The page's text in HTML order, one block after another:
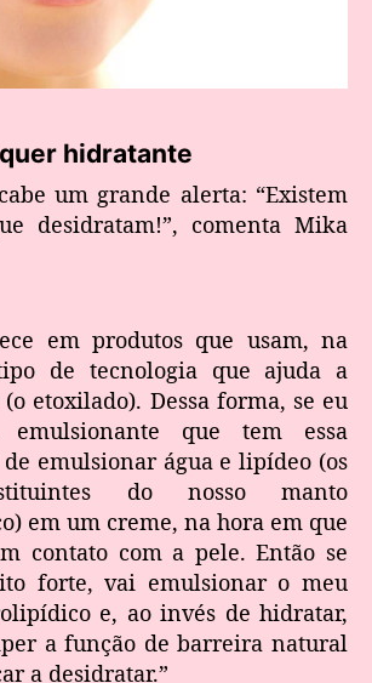
hidratante
um grande alerta: “Existem
desidratam!”, comenta Mika
em produtos que usam, na
de tecnologia que ajuda a
etoxilado). Dessa forma, se eu
que tem essa
de emulsionar água e lipídeo (os
do nosso manto
em um creme, na hora em que
contato com a pele. Então se
forte, vai emulsionar o meu
e, ao invés de hidratar,
a função de barreira natural
a desidratar.”